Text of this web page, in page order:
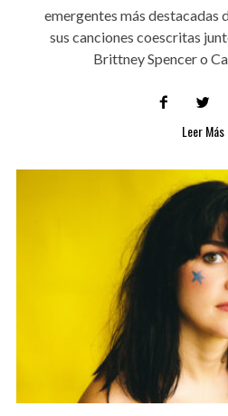
emergentes más destacadas
sus canciones coescritas
Brittney Spencer o
Leer Más